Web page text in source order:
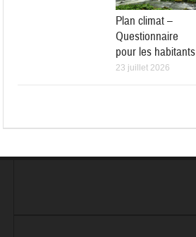
Plan climat –
Questionnaire
pour les habitants
23 juillet 2026